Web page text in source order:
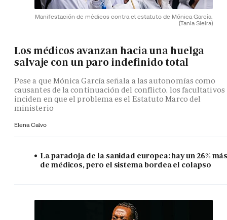
Manifestación de médicos contra el estatuto de Mónica García.
(Tania Sieira)
Los médicos avanzan hacia una huelga
salvaje con un paro indefinido total
Pese a que Mónica García señala a las autonomías como
causantes de la continuación del conflicto, los facultativos
inciden en que el problema es el Estatuto Marco del
ministerio
Elena Calvo
La paradoja de la sanidad europea: hay un 26%
de médicos, pero el sistema bordea el colapso